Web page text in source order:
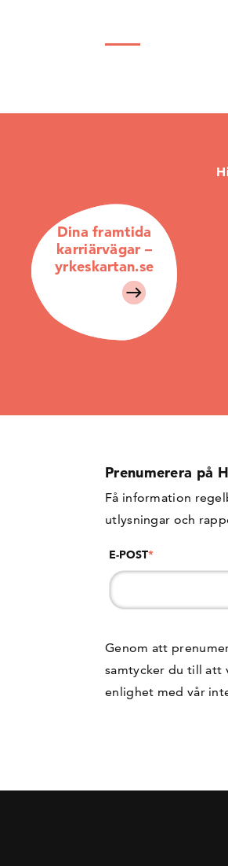
Dina framtida
karriärvägar –
yrkeskartan.se
Prenumerera på
Få information
utlysningar och
E-POST*
Genom att
samtycker du till att
enlighet med vår